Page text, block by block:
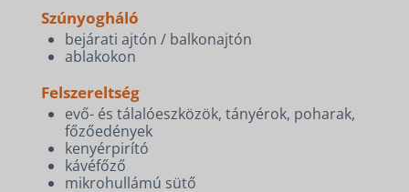
Szúnyogháló
bejárati ajtón / balkonajtón
ablakokon
Felszereltség
evő- és tálalóeszközök, tányérok, poharak,
főzőedények
kenyérpirító
kávéfőző
mikrohullámú sütő